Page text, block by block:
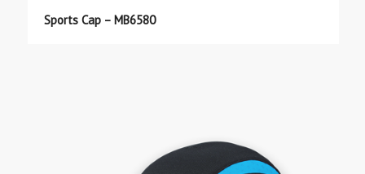
Sports Cap – MB6580